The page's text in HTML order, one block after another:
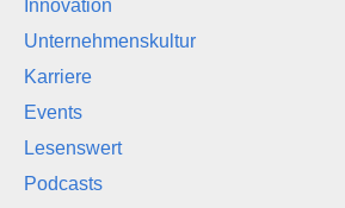
Innovation
Unternehmenskultur
Karriere
Events
Lesenswert
Podcasts